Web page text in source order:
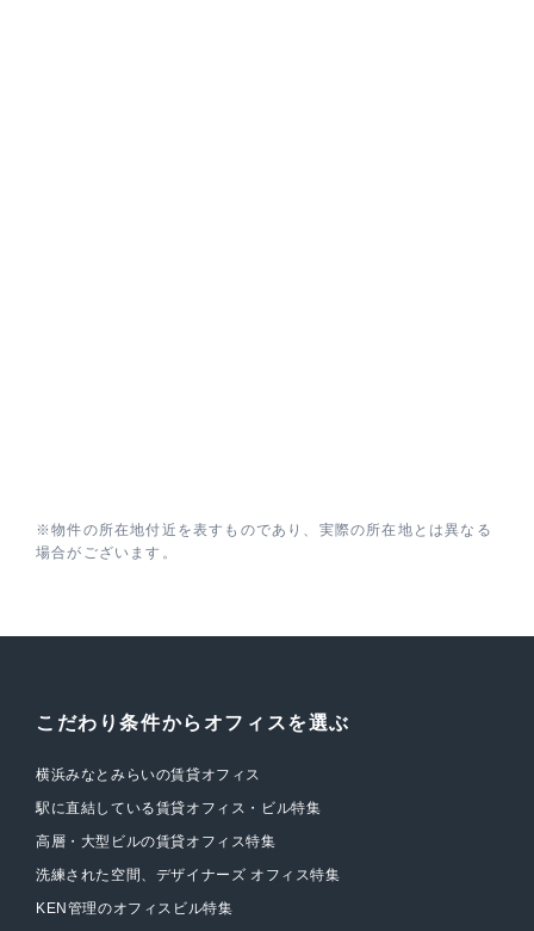
※物件の所在地付近を表すものであり、実際の所在地とは異なる
場合がございます。
こだわり条件からオフィスを選ぶ
横浜みなとみらいの賃貸オフィス
駅に直結している賃貸オフィス・ビル特集
高層・大型ビルの賃貸オフィス特集
洗練された空間、デザイナーズ オフィス特集
KEN管理のオフィスビル特集